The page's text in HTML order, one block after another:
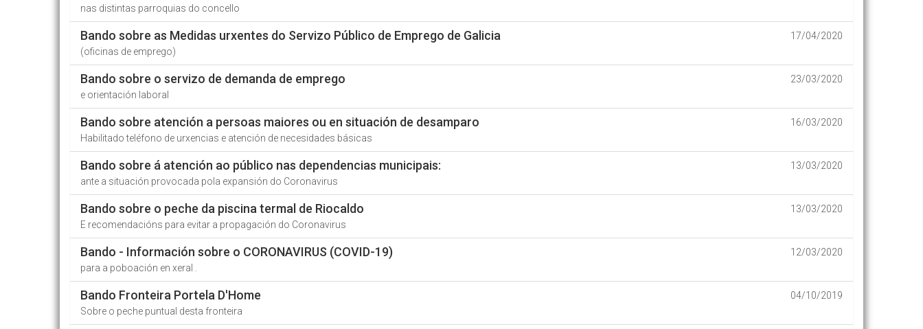
nas distintas parroquias do concello
17/04/2020
Bando sobre as Medidas urxentes do Servizo Público de Emprego de Galicia
(oficinas de emprego)
23/03/2020
Bando sobre o servizo de demanda de emprego
e orientación laboral
16/03/2020
Bando sobre atención a persoas maiores ou en situación de desamparo
Habilitado teléfono de urxencias e atención de necesidades básicas
13/03/2020
Bando sobre á atención ao público nas dependencias municipais:
ante a situación provocada pola expansión do Coronavirus
13/03/2020
Bando sobre o peche da piscina termal de Riocaldo
E recomendacións para evitar a propagación do Coronavirus
12/03/2020
Bando - Información sobre o CORONAVIRUS (COVID-19)
para a poboación en xeral .
04/10/2019
Bando Fronteira Portela D'Home
Sobre o peche puntual desta fronteira